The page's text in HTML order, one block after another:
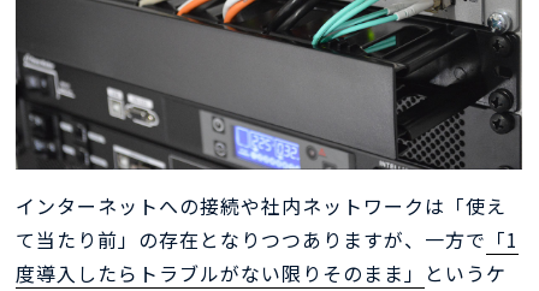
インターネットへの接続や社内ネットワークは「使え
て当たり前」の存在となりつつありますが、一方で 「1
度導入したらトラブルがない限りそのまま」 というケ